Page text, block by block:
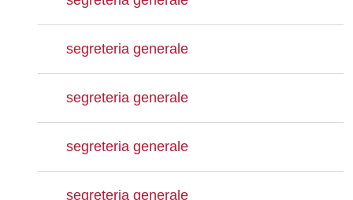
segreteria generale
segreteria generale
segreteria generale
segreteria generale